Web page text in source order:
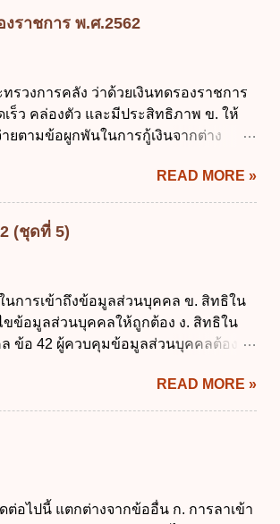
งคับแล้ว 2. ผู้ปกครอง คือ 2.1 บิดา
ที่เด็กอยู่ด้วยเป็นประจำหรือที่เด็กอยู่
รณีผู้ปกครองยังไม่ได้ส่งเด็กเข้าเรียน
ภาคต้น ถ้าสถานศึกษายังมิไ...
ราชการ พ.ศ.2562
รวงการคลัง ว่าด้วยเงินทดรองราชการ
ร็ว คล่องตัว และมีประสิทธิภาพ ข. ให้
ยตามข้อผูกพันในการกู้เงินจากต่าง
ป็นเร่งด่วนที่ไม่สามารถรอการเบิกเงิน
รคลัง ว่าด้วยเงินทดรองราชการ พ.ศ.
ะราชบัญญัติวิธีการงบประมาณ พ.ศ.
ของรัฐ พ.ศ. 2561 ค. พระราชบัญญัติ
รคลัง ว่าด้วยการเบิกเงินจากคลัง การรับ
าเงินทดรองราชการไว้ ณ ที่ทำการ เพื่อ
บาท ข. 50,000 บาท ค. 30,000 บาท ง.
งินทดรองราชการจำนวนที่เกินกว่า...
READ MORE »
(ชุดที่ 5)
นการเข้าถึงข้อมูลส่วนบุคคล ข. สิทธิใน
ข้อมูลส่วนบุคคลให้ถูกต้อง ง. สิทธิใน
ข้อ 42 ผู้ควบคุมข้อมูลส่วนบุคคลต้อง
าตรการทางกฎหมายคุ้มครองข้อมูลส่วน
ำเนินการแก้ไขข้อมูลส่วนบุคคลให้ถูก
องร้อง ข้อ 44 หลักการสำคัญของสิทธิ
ขอให้ผู้ควบคุมข้อมูลส่วนบุคคลลบ
คคล ค. ทำให้ข้อมูลส่วนบุคคลไม่
ในการประมวลผลตามวัตถุประสงค์ ข.
READ MORE »
อไปนี้ แตกต่างจากข้ออื่น ก. การลาเข้า